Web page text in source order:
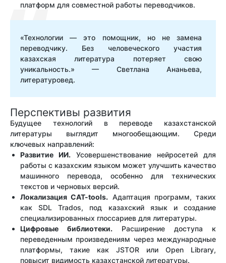
платформ для совместной работы переводчиков.
«Технологии — это помощник, но не замена
переводчику. Без человеческого участия
казахская литература потеряет свою
уникальность.» — Светлана Ананьева,
литературовед.
Перспективы развития
Будущее технологий в переводе казахстанской
литературы выглядит многообещающим. Среди
ключевых направлений:
Развитие ИИ. Усовершенствование нейросетей для
работы с казахским языком может улучшить качество
машинного перевода, особенно для технических
текстов и черновых версий.
Локализация CAT-tools. Адаптация программ, таких
как SDL Trados, под казахский язык и создание
специализированных глоссариев для литературы.
Цифровые библиотеки. Расширение доступа к
переведенным произведениям через международные
платформы, такие как JSTOR или Open Library,
повысит видимость казахстанской литературы.